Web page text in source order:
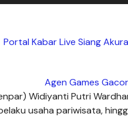
Portal Kabar Live Siang
Agen Games Gacor
Widiyanti Putri
usaha pariwisata,